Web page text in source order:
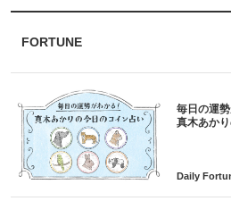
FORTUNE
毎日の運勢